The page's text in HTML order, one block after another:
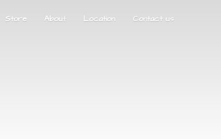
Store About Location Contact us